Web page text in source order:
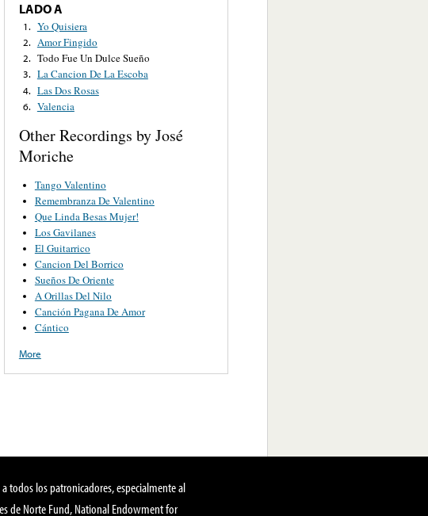
LADO A
1. Yo Quisiera
2. Amor Fingido
2. Todo Fue Un Dulce Sueño
3. La Cancion De La Escoba
4. Las Dos Rosas
6. Valencia
Other Recordings by José
Moriche
Tango Valentino
Remembranza De Valentino
Que Linda Besas Mujer!
Los Gavilanes
El Guitarrico
Cancion Del Borrico
Sueños De Oriente
A Orillas Del Nilo
Canción Pagana De Amor
Cántico
More
todos los patronicadores, especialmente al
de Norte Fund, National Endowment for